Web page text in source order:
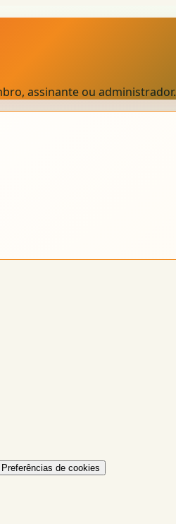
assinante ou administrador.
Preferências de cookies